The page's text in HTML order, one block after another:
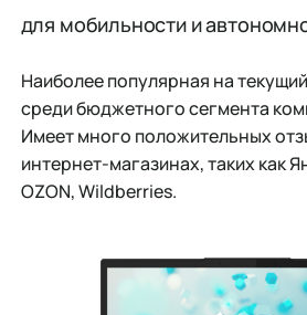
для мобильности и
Наиболее популярная на
среди бюджетного сегмента
Имеет много положительных
интернет-магазинах, таких как
OZON, Wildberries.